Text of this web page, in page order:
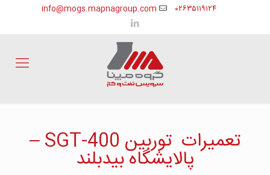
۰۲۶۳۵۱۱۹۱۲۴ info@mogs.mapnagroup.com
تعميرات توربين SGT-400 –
پالايشگاه بيدبلند